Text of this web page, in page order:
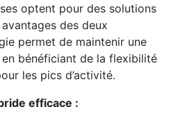
optent pour des solutions
des deux
permet de maintenir une
bénéficiant de la flexibilité
les pics d’activité.
efficace :